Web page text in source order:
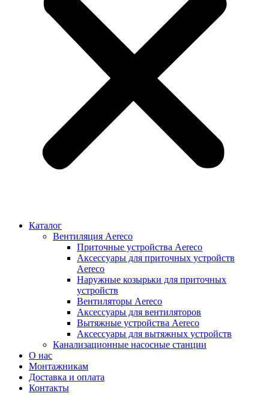
Каталог
Вентиляция Aereco
Приточные устройства Aereco
Аксессуары для приточных устройств
Aereco
Наружные козырьки для приточных
устройств
Вентиляторы Aereco
Аксессуары для вентиляторов
Вытяжные устройства Aereco
Аксессуары для вытяжных устройств
Канализационные насосные станции
О нас
Монтажникам
Доставка и оплата
Контакты